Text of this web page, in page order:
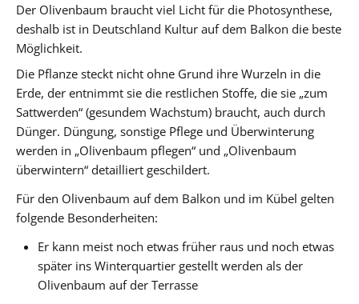
Der Olivenbaum braucht viel Licht für die Photosynthese,
deshalb ist in Deutschland Kultur auf dem Balkon die beste
Möglichkeit.
Die Pflanze steckt nicht ohne Grund ihre Wurzeln in die
Erde, der entnimmt sie die restlichen Stoffe, die sie „zum
Sattwerden“ (gesundem Wachstum) braucht, auch durch
Dünger. Düngung, sonstige Pflege und Überwinterung
werden in „Olivenbaum pflegen“ und „Olivenbaum
überwintern“ detailliert geschildert.
Für den Olivenbaum auf dem Balkon und im Kübel gelten
folgende Besonderheiten:
Er kann meist noch etwas früher raus und noch etwas
später ins Winterquartier gestellt werden als der
Olivenbaum auf der Terrasse